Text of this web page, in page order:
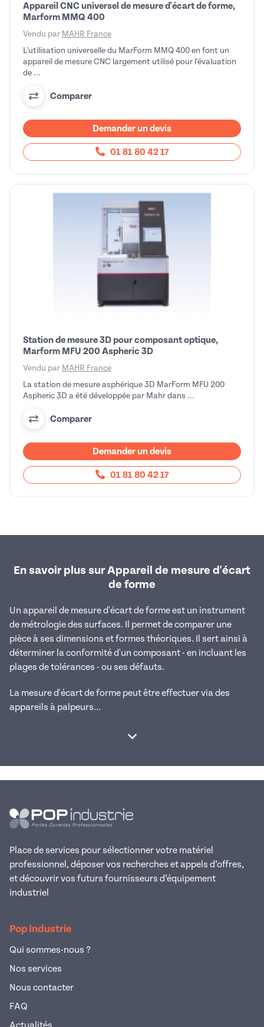
Appareil CNC universel de mesure d'écart de forme,
Marform MMQ 400
Vendu par MAHR France
L'utilisation universelle du MarForm MMQ 400 en font un
appareil de mesure CNC largement utilisé pour l'évaluation
de ...
Comparer
Demander un devis
01 81 80 42 17
Station de mesure 3D pour composant optique,
Marform MFU 200 Aspheric 3D
Vendu par MAHR France
La station de mesure asphérique 3D MarForm MFU 200
Aspheric 3D a été développée par Mahr dans ...
Comparer
Demander un devis
01 81 80 42 17
En savoir plus sur Appareil de mesure d'écart
de forme
Un appareil de mesure d'écart de forme est un instrument
de métrologie des surfaces. Il permet de comparer une
pièce à ses dimensions et formes théoriques. Il sert ainsi à
déterminer la conformité d'un composant - en incluant les
plages de tolérances - ou ses défauts.
La mesure d'écart de forme peut être effectuer via des
appareils à palpeurs...
Afficher la suite
Place de services pour sélectionner votre matériel
professionnel, déposer vos recherches et appels d’offres,
et découvrir vos futurs fournisseurs d’équipement
industriel
Pop Industrie
Qui sommes-nous ?
Nos services
Nous contacter
FAQ